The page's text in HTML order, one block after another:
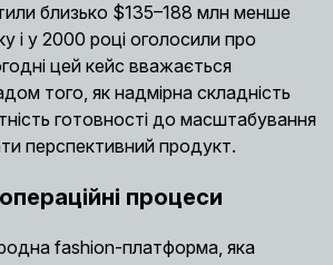
близько $135–188 млн менше
і у 2000 році оголосили про
цей кейс вважається
того, як надмірна складність
готовності до масштабування
перспективний продукт.
операційні процеси
fashion-платформа, яка